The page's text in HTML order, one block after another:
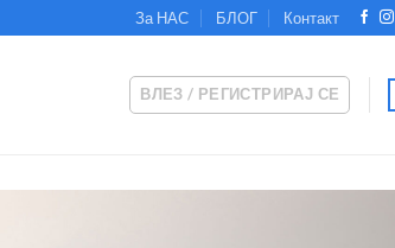
За НАС БЛОГ Контакт
ВЛЕЗ / РЕГИСТРИРАЈ СЕ